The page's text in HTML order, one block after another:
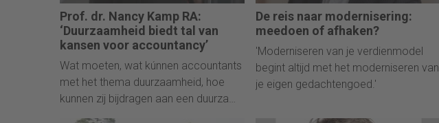
Prof. dr. Nancy Kamp RA:
‘Duurzaamheid biedt tal van
kansen voor accountancy’
Wat moeten, wat kúnnen accountants
met het thema duurzaamheid, hoe
kunnen zij bijdragen aan een duurzame
samenleving? De collegereeks
De reis naar modernisering:
meedoen of afhaken?
'Moderniseren van je verdienmodel
begint altijd met het moderniseren van
je eigen gedachtengoed.'